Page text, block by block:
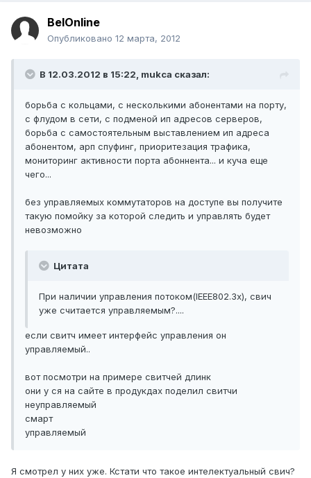
BelOnline
Опубликовано 12 марта, 2012
В 12.03.2012 в 15:22, mukca сказал:
борьба с кольцами, с несколькими абонентами на порту,
с флудом в сети, с подменой ип адресов серверов,
борьба с самостоятельным выставлением ип адреса
абонентом, арп спуфинг, приоритезация трафика,
мониторинг активности порта абоннента... и куча еще
чего...
без управляемых коммутаторов на доступе вы получите
такую помойку за которой следить и управлять будет
невозможно
Цитата
При наличии управления потоком(IEEE802.3x), свич
уже считается управляемым?....
если свитч имеет интерфейс управления он
управляемый..
вот посмотри на примере свитчей длинк
они у ся на сайте в продукдах поделил свитчи
неуправляемый
смарт
управляемый
Я смотрел у них уже. Кстати что такое интелектуальный свич?